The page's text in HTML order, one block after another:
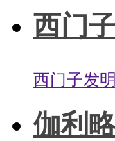
西门
西门子发
伽利